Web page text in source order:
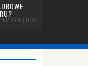
2026 | 11:02